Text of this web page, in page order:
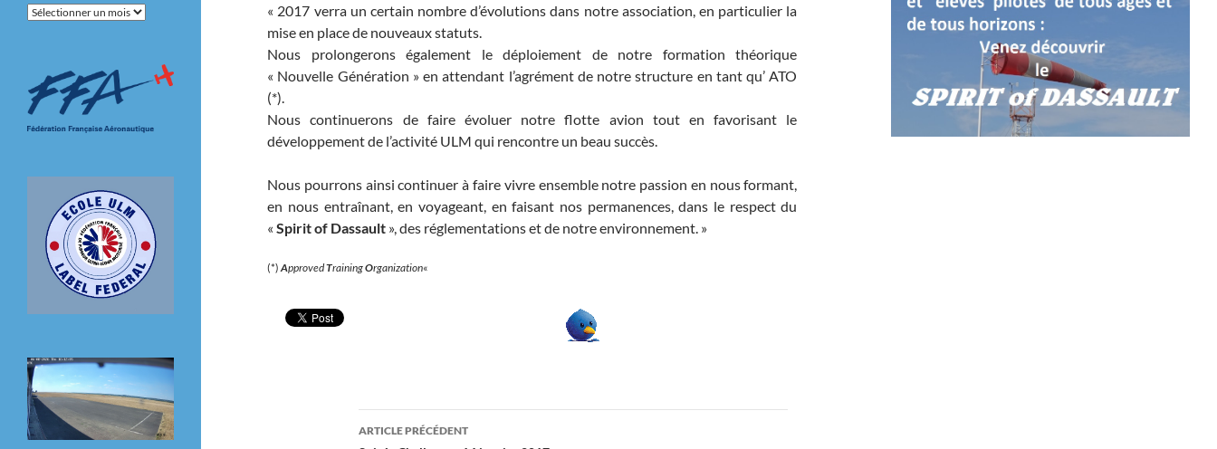
« 2017 verra un certain nombre d’évolutions dans notre association, en particulier la
mise en place de nouveaux statuts.
Nous prolongerons également le déploiement de notre formation théorique
« Nouvelle Génération » en attendant l’agrément de notre structure en tant qu’ ATO
(*).
Nous continuerons de faire évoluer notre flotte avion tout en favorisant le
développement de l’activité ULM qui rencontre un beau succès.
Nous pourrons ainsi continuer à faire vivre ensemble notre passion en nous formant,
en nous entraînant, en voyageant, en faisant nos permanences, dans le respect du
«Spirit of Dassault », des réglementations et de notre environnement. »
(*) ApprovedTrainingOrganization«
Navigation
ARTICLE PRÉCÉDENT
Archives